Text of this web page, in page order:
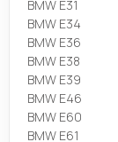
BMW E31
BMW E34
BMW E36
BMW E38
BMW E39
BMW E46
BMW E60
BMW E61